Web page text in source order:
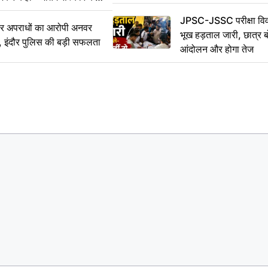
अपराधों का आरोपी अनवर
इंदौर पुलिस की बड़ी सफलता
JPSC-JSSC परीक्षा
भूख हड़ताल जारी, छात्र
आंदोलन और होगा तेज